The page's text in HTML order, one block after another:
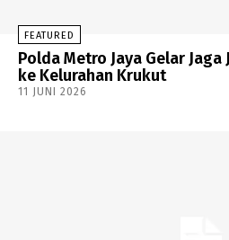
FEATURED
Polda Metro Jaya Gelar
ke Kelurahan Krukut
11 JUNI 2026